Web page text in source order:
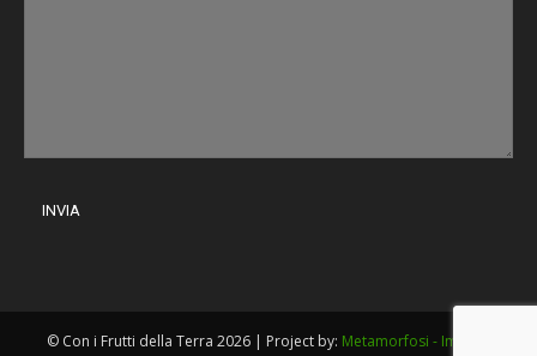
© Con i Frutti della Terra 2026 | Project by: Metamorfosi - Imola